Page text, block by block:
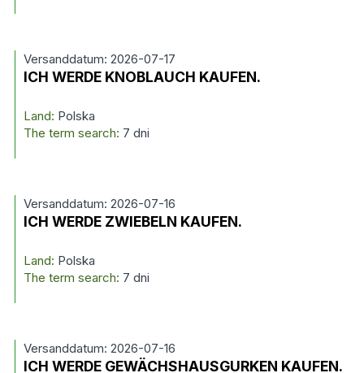
Versanddatum: 2026-07-17
ICH WERDE KNOBLAUCH KAUFEN.
Land: Polska
The term search: 7 dni
Versanddatum: 2026-07-16
ICH WERDE ZWIEBELN KAUFEN.
Land: Polska
The term search: 7 dni
Versanddatum: 2026-07-16
ICH WERDE GEWÄCHSHAUSGURKEN KAUFEN.